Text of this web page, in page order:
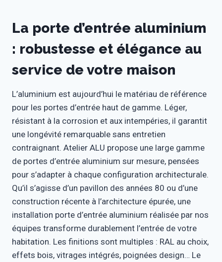
La porte d’entrée aluminium
: robustesse et élégance au
service de votre maison
L’aluminium est aujourd’hui le matériau de référence
pour les portes d’entrée haut de gamme. Léger,
résistant à la corrosion et aux intempéries, il garantit
une longévité remarquable sans entretien
contraignant. Atelier ALU propose une large gamme
de portes d’entrée aluminium sur mesure, pensées
pour s’adapter à chaque configuration architecturale.
Qu’il s’agisse d’un pavillon des années 80 ou d’une
construction récente à l’architecture épurée, une
installation porte d’entrée aluminium réalisée par nos
équipes transforme durablement l’entrée de votre
habitation. Les finitions sont multiples : RAL au choix,
effets bois, vitrages intégrés, poignées design… Le